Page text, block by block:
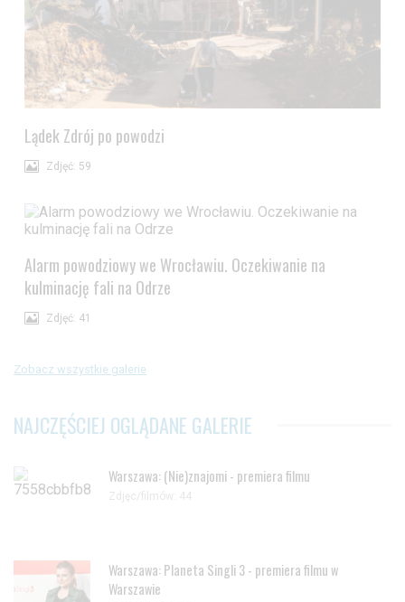
Lądek Zdrój po powodzi
Zdjęć: 59
Alarm powodziowy we Wrocławiu. Oczekiwanie na
kulminację fali na Odrze
Zdjęć: 41
Zobacz wszystkie galerie
NAJCZĘŚCIEJ OGLĄDANE GALERIE
Warszawa: (Nie)znajomi - premiera filmu
Zdjęc/filmów: 44
Warszawa: Planeta Singli 3 - premiera filmu w
Warszawie